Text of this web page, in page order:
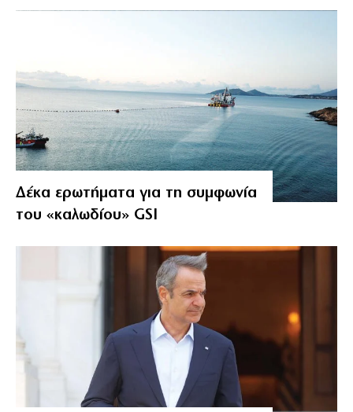
Δέκα ερωτήματα για τη συμφωνία
του «καλωδίου» GSI